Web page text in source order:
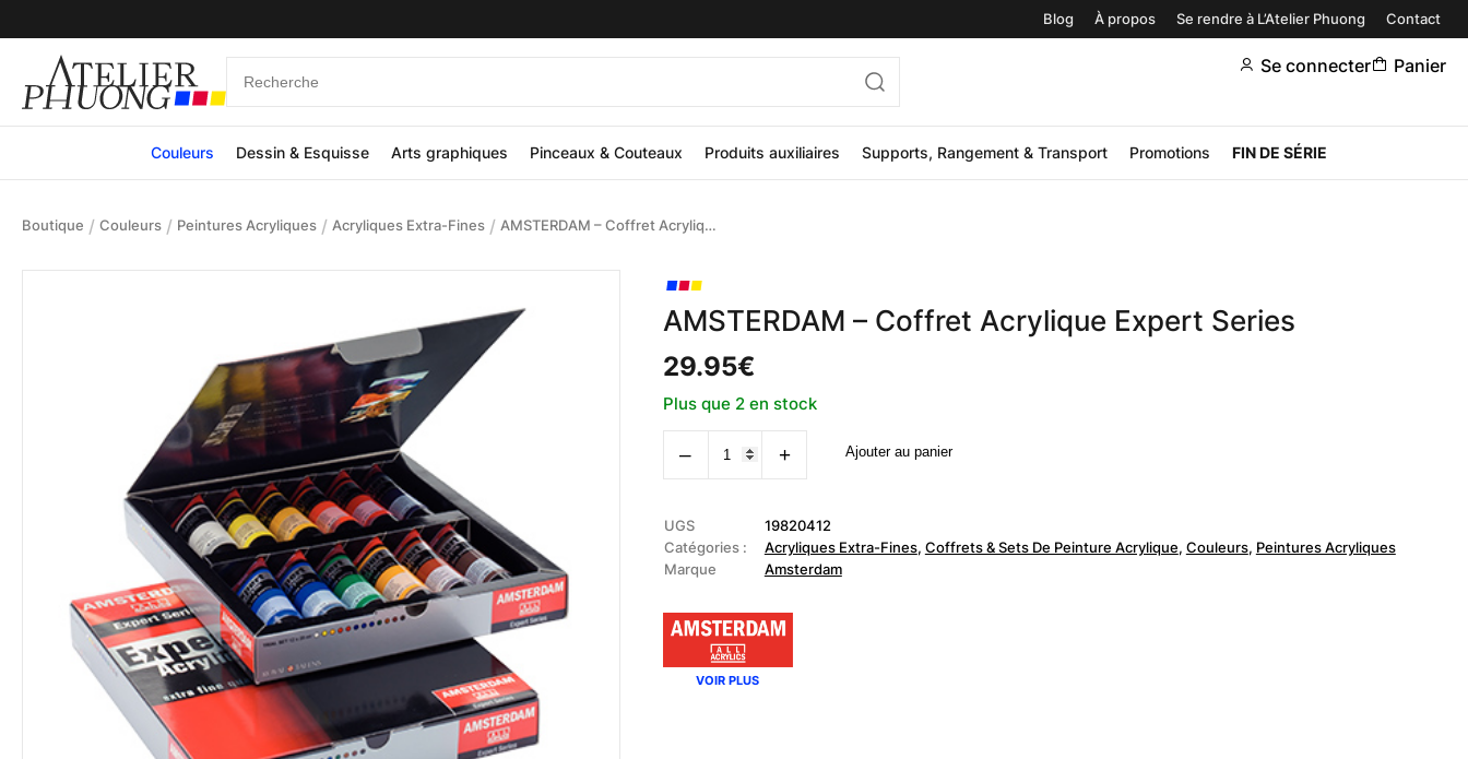
Blog À propos Se rendre à L’Atelier Phuong Contact
Se connecter Panier
Couleurs Dessin & Esquisse Arts graphiques Pinceaux & Couteaux Produits auxiliaires Supports, Rangement & Transport Promotions FIN DE SÉRIE
Boutique / Couleurs / Peintures Acryliques / Acryliques Extra-Fines / AMSTERDAM – Coffret Acrylique Expert Series
AMSTERDAM – Coffret Acrylique Expert Series
29.95€
Plus que 2 en stock
‒
quantité
de
AMSTERDAM
Acrylique
Expert
Series
+ Ajouter au panier
UGS
19820412
Catégories :
Acryliques Extra-Fines, Coffrets & Sets De Peinture Acrylique, Couleurs, Peintures Acryliques
Marque
Amsterdam
VOIR PLUS